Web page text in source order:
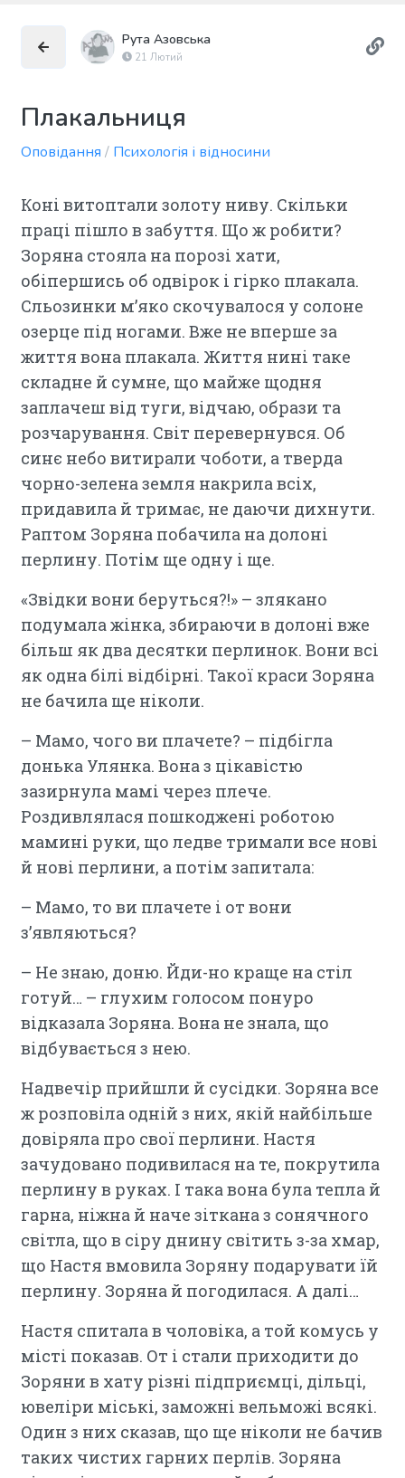
Рута Азовська
21 Лютий
Плакальниця
Оповідання / Психологія і відносини
Коні витоптали золоту ниву. Скільки
праці пішло в забуття. Що ж робити?
Зоряна стояла на порозі хати,
обіпершись об одвірок і гірко плакала.
Сльозинки м’яко скочувалося у солоне
озерце під ногами. Вже не вперше за
життя вона плакала. Життя нині таке
складне й сумне, що майже щодня
заплачеш від туги, відчаю, образи та
розчарування. Світ перевернувся. Об
синє небо витирали чоботи, а тверда
чорно-зелена земля накрила всіх,
придавила й тримає, не даючи дихнути.
Раптом Зоряна побачила на долоні
перлину. Потім ще одну і ще.
«Звідки вони беруться?!» – злякано
подумала жінка, збираючи в долоні вже
більш як два десятки перлинок. Вони всі
як одна білі відбірні. Такої краси Зоряна
не бачила ще ніколи.
– Мамо, чого ви плачете? – підбігла
донька Улянка. Вона з цікавістю
зазирнула мамі через плече.
Роздивлялася пошкоджені роботою
мамині руки, що ледве тримали все нові
й нові перлини, а потім запитала:
– Мамо, то ви плачете і от вони
з’являються?
– Не знаю, доню. Йди-но краще на стіл
готуй… – глухим голосом понуро
відказала Зоряна. Вона не знала, що
відбувається з нею.
Надвечір прийшли й сусідки. Зоряна все
ж розповіла одній з них, якій найбільше
довіряла про свої перлини. Настя
зачудовано подивилася на те, покрутила
перлину в руках. І така вона була тепла й
гарна, ніжна й наче зіткана з сонячного
світла, що в сіру днину світить з-за хмар,
що Настя вмовила Зоряну подарувати їй
перлину. Зоряна й погодилася. А далі…
Настя спитала в чоловіка, а той комусь у
місті показав. От і стали приходити до
Зоряни в хату різні підприємці, дільці,
ювеліри міські, заможні вельможі всякі.
Один з них сказав, що ще ніколи не бачив
таких чистих гарних перлів. Зоряна